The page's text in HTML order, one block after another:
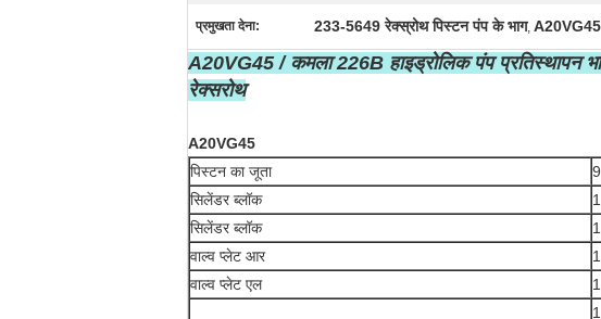
प्रमुखता देना: 233-5649 रेक्स्रोथ पिस्टन पंप के भाग, A20VG45
A20VG45 / कमला 226B हाइड्रोलिक पंप प्रतिस्थापन
रेक्सरोथ
A20VG45
पिस्टन का जूता
9
सिलेंडर ब्लॉक
1
सिलेंडर ब्लॉक
1
वाल्व प्लेट आर
1
वाल्व प्लेट एल
1
1